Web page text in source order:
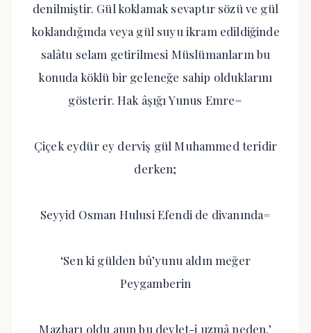
denilmiştir. Gül koklamak sevaptır sözü ve gül
koklandığında veya gül suyu ikram edildiğinde
salâtu selam getirilmesi Müslümanların bu
konuda köklü bir geleneğe sahip olduklarını
gösterir. Hak âşığı Yunus Emre=
Çiçek eydür ey derviş gül Muhammed teridir
derken;
Seyyid Osman Hulusi Efendi de divanında=
‘Sen ki gülden bû’yunu aldın meğer
Peygamberin
Mazharı oldu anın bu devlet-i uzmâ neden.’